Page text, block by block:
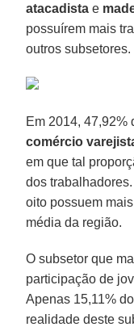
atacadista e
possuírem mais
outros subsetores.
Em 2014, 47,92%
comércio
em que tal
dos
oito possuem
média da região.
O subsetor que
participação de
Apenas 15,11%
realidade deste